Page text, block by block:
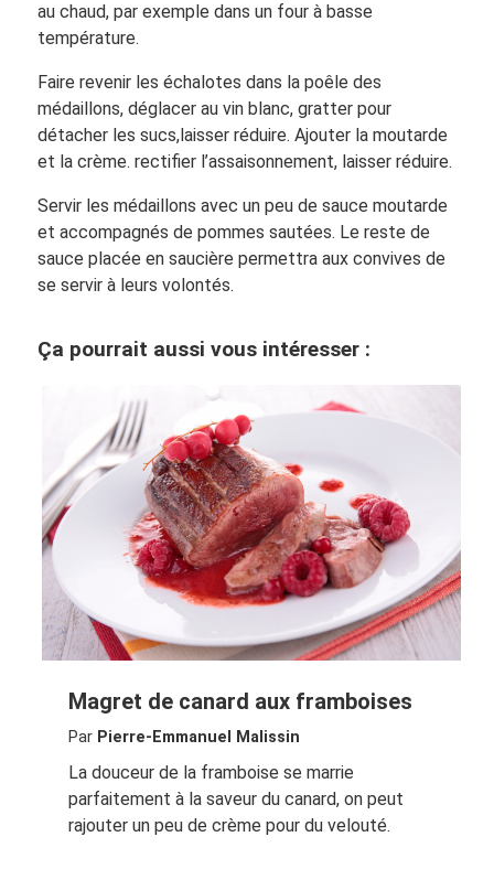
au chaud, par exemple dans un four à basse
température.
Faire revenir les échalotes dans la poêle des
médaillons, déglacer au vin blanc, gratter pour
détacher les sucs,laisser réduire. Ajouter la moutarde
et la crème. rectifier l’assaisonnement, laisser réduire.
Servir les médaillons avec un peu de sauce moutarde
et accompagnés de pommes sautées. Le reste de
sauce placée en saucière permettra aux convives de
se servir à leurs volontés.
Ça pourrait aussi vous intéresser :
Magret de canard aux framboises
Par Pierre-Emmanuel Malissin
La douceur de la framboise se marrie
parfaitement à la saveur du canard, on peut
rajouter un peu de crème pour du velouté.